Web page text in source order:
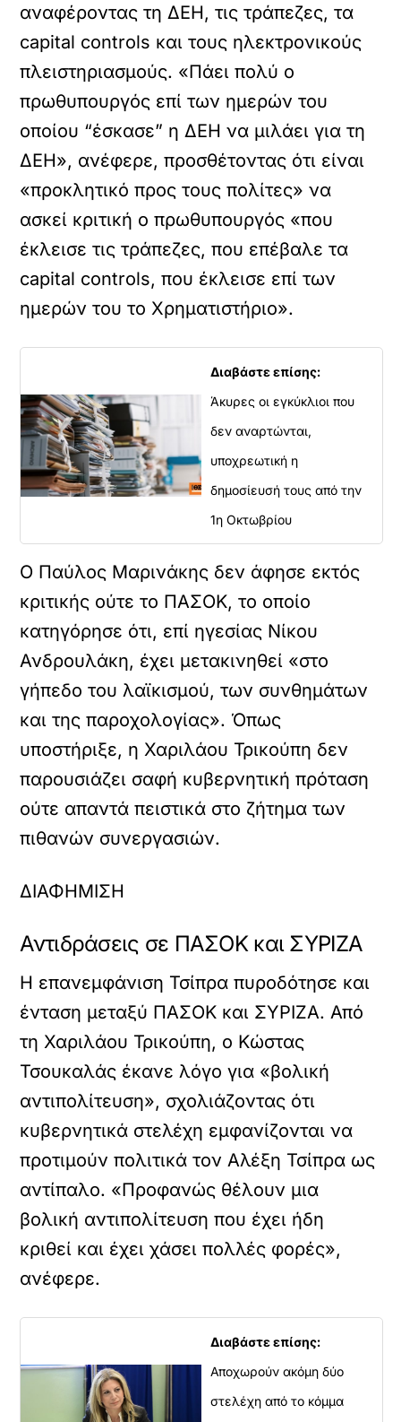
αναφέροντας τη ΔΕΗ, τις τράπεζες, τα
capital controls και τους ηλεκτρονικούς
πλειστηριασμούς. «Πάει πολύ ο
πρωθυπουργός επί των ημερών του
οποίου “έσκασε” η ΔΕΗ να μιλάει για τη
ΔΕΗ», ανέφερε, προσθέτοντας ότι είναι
«προκλητικό προς τους πολίτες» να
ασκεί κριτική ο πρωθυπουργός «που
έκλεισε τις τράπεζες, που επέβαλε τα
capital controls, που έκλεισε επί των
ημερών του το Χρηματιστήριο».
Διαβάστε επίσης:
Άκυρες οι εγκύκλιοι που
δεν αναρτώνται,
υποχρεωτική η
δημοσίευσή τους από την
1η Οκτωβρίου
Ο Παύλος Μαρινάκης δεν άφησε εκτός
κριτικής ούτε το ΠΑΣΟΚ, το οποίο
κατηγόρησε ότι, επί ηγεσίας Νίκου
Ανδρουλάκη, έχει μετακινηθεί «στο
γήπεδο του λαϊκισμού, των συνθημάτων
και της παροχολογίας». Όπως
υποστήριξε, η Χαριλάου Τρικούπη δεν
παρουσιάζει σαφή κυβερνητική πρόταση
ούτε απαντά πειστικά στο ζήτημα των
πιθανών συνεργασιών.
ΔΙΑΦΗΜΙΣΗ
Αντιδράσεις σε ΠΑΣΟΚ και ΣΥΡΙΖΑ
Η επανεμφάνιση Τσίπρα πυροδότησε και
ένταση μεταξύ ΠΑΣΟΚ και ΣΥΡΙΖΑ. Από
τη Χαριλάου Τρικούπη, ο Κώστας
Τσουκαλάς έκανε λόγο για «βολική
αντιπολίτευση», σχολιάζοντας ότι
κυβερνητικά στελέχη εμφανίζονται να
προτιμούν πολιτικά τον Αλέξη Τσίπρα ως
αντίπαλο. «Προφανώς θέλουν μια
βολική αντιπολίτευση που έχει ήδη
κριθεί και έχει χάσει πολλές φορές»,
ανέφερε.
Διαβάστε επίσης:
Αποχωρούν ακόμη δύο
στελέχη από το κόμμα